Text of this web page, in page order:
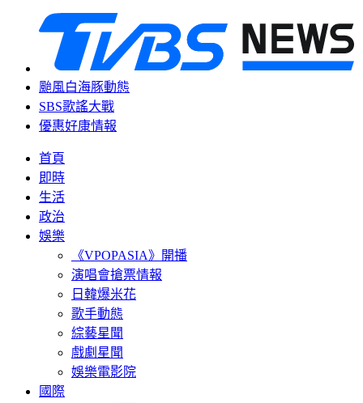
颱風白海豚動態
SBS歌謠大戰
優惠好康情報
首頁
即時
生活
政治
娛樂
《VPOPASIA》開播
演唱會搶票情報
日韓爆米花
歌手動態
綜藝星聞
戲劇星聞
娛樂電影院
國際